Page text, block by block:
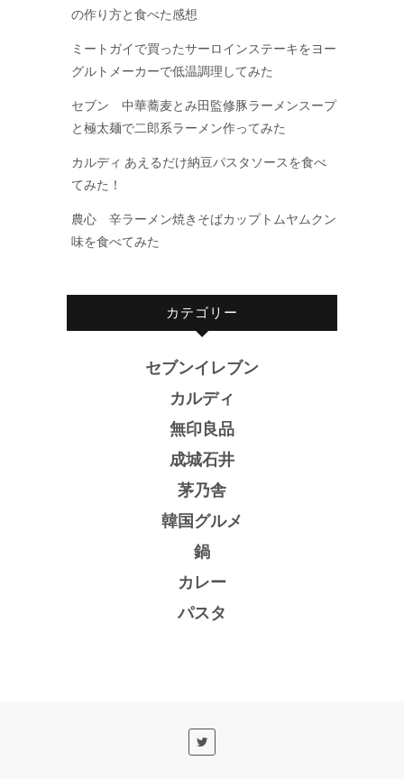
の作り方と食べた感想
ミートガイで買ったサーロインステーキをヨー
グルトメーカーで低温調理してみた
セブン 中華蕎麦とみ田監修豚ラーメンスープ
と極太麺で二郎系ラーメン作ってみた
カルディ あえるだけ納豆パスタソースを食べ
てみた！
農心 辛ラーメン焼きそばカップトムヤムクン
味を食べてみた
カテゴリー
セブンイレブン
カルディ
無印良品
成城石井
茅乃舎
韓国グルメ
鍋
カレー
パスタ